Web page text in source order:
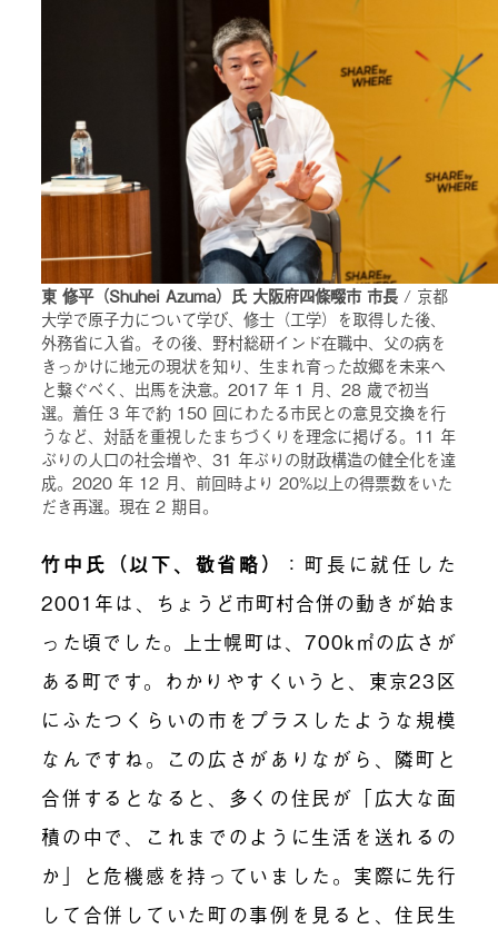
東 修平（Shuhei Azuma）氏 大阪府四條畷市 市長 / 京都
大学で原子力について学び、修士（工学）を取得した後、
外務省に入省。その後、野村総研インド在職中、父の病を
きっかけに地元の現状を知り、生まれ育った故郷を未来へ
と繋ぐべく、出馬を決意。2017 年 1 月、28 歳で初当
選。着任 3 年で約 150 回にわたる市民との意見交換を行
うなど、対話を重視したまちづくりを理念に掲げる。11 年
ぶりの人口の社会増や、31 年ぶりの財政構造の健全化を達
成。2020 年 12 月、前回時より 20%以上の得票数をいた
だき再選。現在 2 期目。
竹中氏（以下、敬省略）
：町長に就任した
2001年は、ちょうど市町村合併の動きが始ま
った頃でした。上士幌町は、700k㎡の広さが
ある町です。わかりやすくいうと、東京23区
にふたつくらいの市をプラスしたような規模
なんですね。この広さがありながら、隣町と
合併するとなると、多くの住民が「広大な面
積の中で、これまでのように生活を送れるの
か」と危機感を持っていました。実際に先行
して合併していた町の事例を見ると、住民生